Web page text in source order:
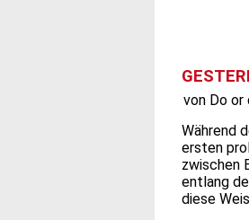
von Do
Während
ersten
zwischen
entlang
diese